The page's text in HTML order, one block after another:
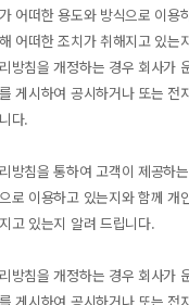
어떠한 용도와 방식으로 이용
어떠한 조치가 취해지고 있는
방침을 개정하는 경우 회사가
게시하여 공시하거나 또는 전
다.
방침을 통하여 고객이 제공하
로 이용하고 있는지와 함께 개
고 있는지 알려 드립니다.
방침을 개정하는 경우 회사가